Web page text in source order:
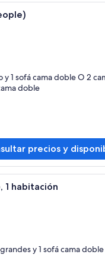
Una habitación
y 1 sofá cama doble O 2
doble
precios y
Habitación de hotel
1 habitación
y 1 sofá cama doble